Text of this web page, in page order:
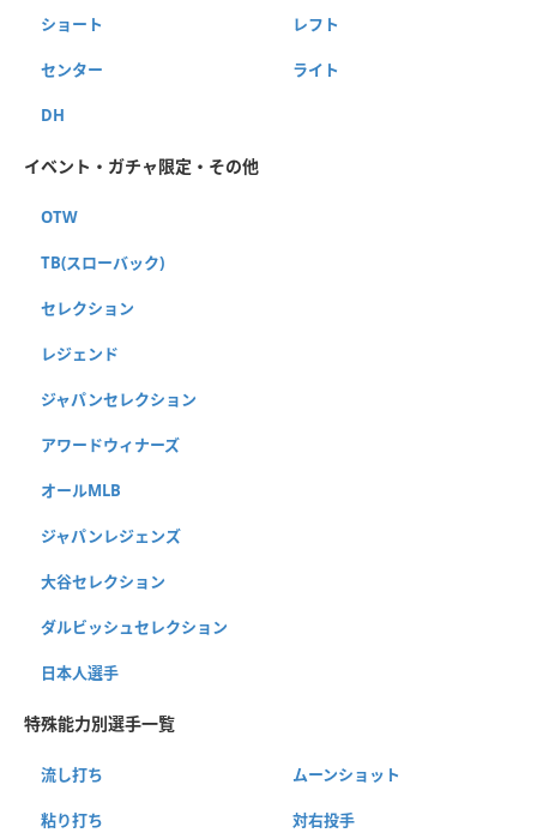
ショート レフト
センター ライト
DH
イベント・ガチャ限定・その他
OTW
TB(スローバック)
セレクション
レジェンド
ジャパンセレクション
アワードウィナーズ
オールMLB
ジャパンレジェンズ
大谷セレクション
ダルビッシュセレクション
日本人選手
特殊能力別選手一覧
流し打ち ムーンショット
粘り打ち 対右投手